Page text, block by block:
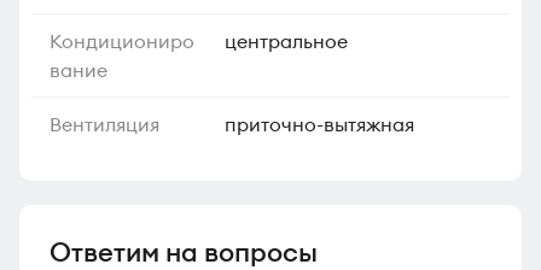
Кондициониро
вание
центральное
Вентиляция приточно-вытяжная
Ответим на вопросы